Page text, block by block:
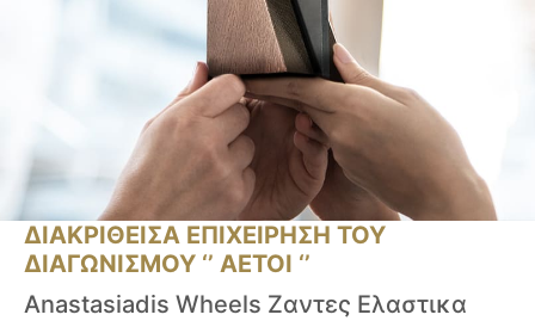
ΔΙΑΚΡΙΘΕΙΣΑ ΕΠΙΧΕΙΡΗΣΗ ΤΟΥ
ΔΙΑΓΩΝΙΣΜΟΥ ‘’ ΑΕΤΟΙ ‘’
Anastasiadis Wheels Ζαντες Ελαστικα